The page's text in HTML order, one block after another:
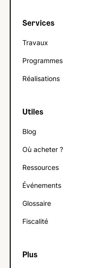
Services
Travaux
Programmes
Réalisations
Utiles
Blog
Où acheter ?
Ressources
Événements
Glossaire
Fiscalité
Plus